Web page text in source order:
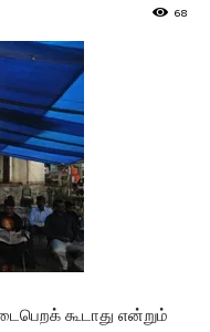
68
கூடாது என்றும்